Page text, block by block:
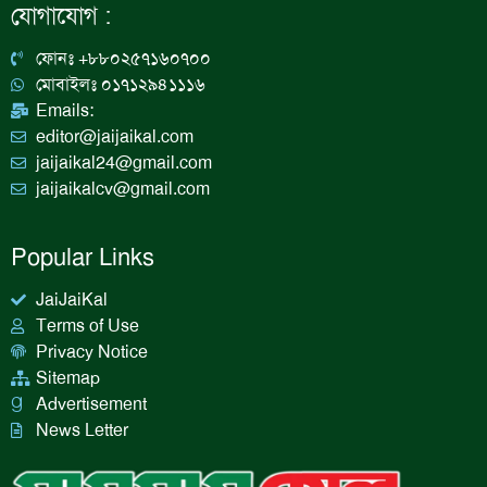
o g
a
m
n
যোগাযোগ :
ফোনঃ +৮৮০২৫৭১৬০৭০০
মোবাইলঃ ০১৭১২৯৪১১১৬
Emails:
editor@jaijaikal.com
jaijaikal24@gmail.com
jaijaikalcv@gmail.com
Popular Links
JaiJaiKal
Terms of Use
Privacy Notice
Sitemap
Advertisement
News Letter